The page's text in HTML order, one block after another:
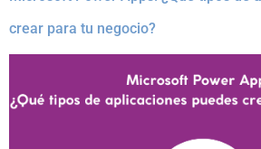
crear para tu negocio?